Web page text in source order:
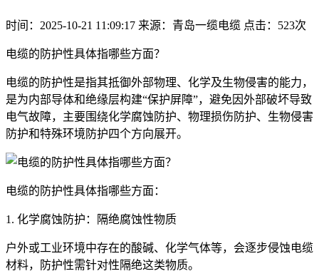
时间：2025-10-21 11:09:17 来源：青岛一缆电缆 点击：523次
电缆的防护性具体指哪些方面？
电缆的防护性是指其抵御外部物理、化学及生物侵害的能力，
是为内部导体和绝缘层构建“保护屏障”，避免因外部破坏导致
电气故障，主要围绕化学腐蚀防护、物理损伤防护、生物侵害
防护和特殊环境防护四个方向展开。
电缆的防护性具体指哪些方面：
1. 化学腐蚀防护：隔绝腐蚀性物质
户外或工业环境中存在的酸碱、化学气体等，会逐步侵蚀电缆
材料，防护性需针对性隔绝这类物质。